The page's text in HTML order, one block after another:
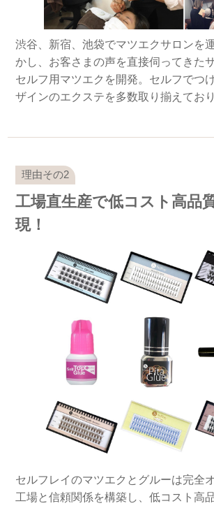
渋谷、新宿、池袋でマツエクサロンを
かし、お客さまの声を直接伺ってきた
セルフ用マツエクを開発。セルフでつ
ザインのエクステを多数取り揃えており
工場直生産で低コスト高品
現！
セルフレイのマツエクとグルーは完全
工場と信頼関係を構築し、低コスト高